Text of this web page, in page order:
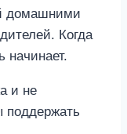
домашними
Когда
начинает.
и не
поддержать